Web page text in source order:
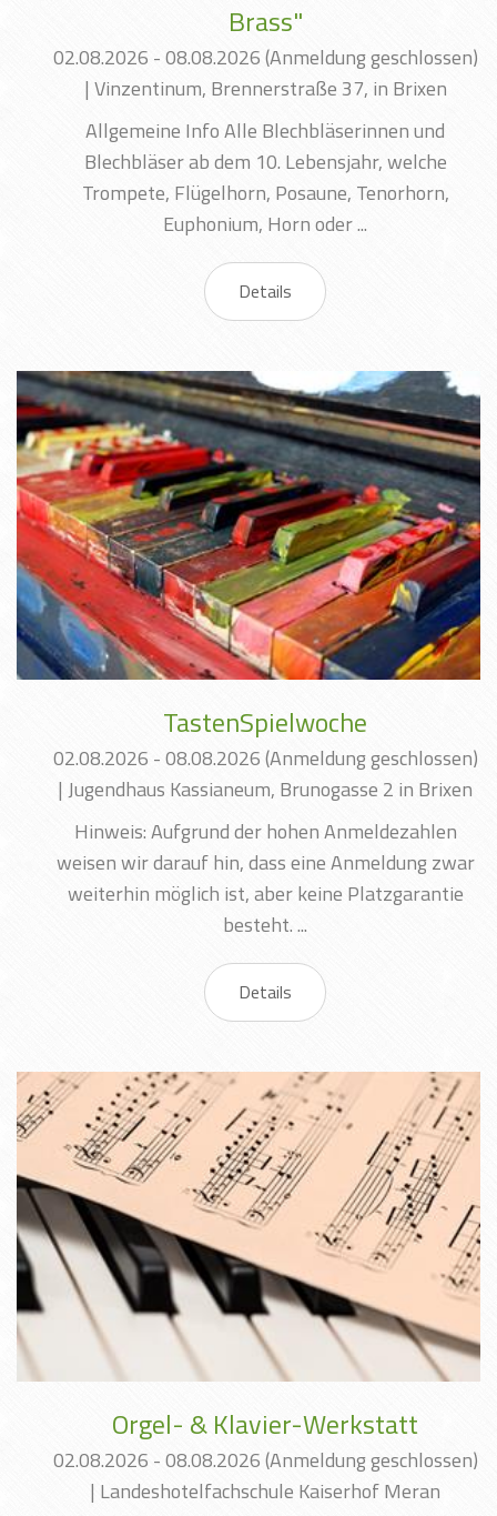
Brass"
02.08.2026 - 08.08.2026(Anmeldung geschlossen)
| Vinzentinum, Brennerstraße 37, in Brixen
Allgemeine Info Alle Blechbläserinnen und
Blechbläser ab dem 10. Lebensjahr, welche
Trompete, Flügelhorn, Posaune, Tenorhorn,
Euphonium, Horn oder ...
Details
TastenSpielwoche
02.08.2026 - 08.08.2026(Anmeldung geschlossen)
| Jugendhaus Kassianeum, Brunogasse 2 in Brixen
Hinweis: Aufgrund der hohen Anmeldezahlen
weisen wir darauf hin, dass eine Anmeldung zwar
weiterhin möglich ist, aber keine Platzgarantie
besteht. ...
Details
Orgel- & Klavier-Werkstatt
02.08.2026 - 08.08.2026(Anmeldung geschlossen)
| Landeshotelfachschule Kaiserhof Meran